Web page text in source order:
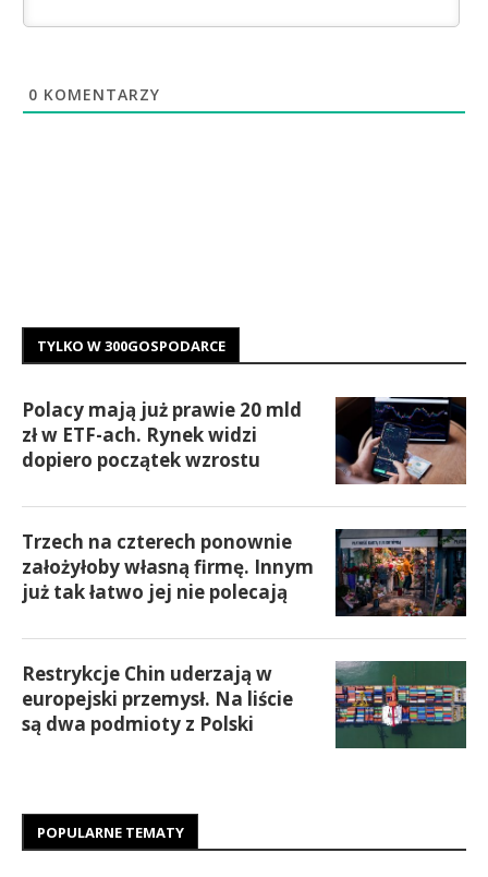
0 KOMENTARZY
TYLKO W 300GOSPODARCE
Polacy mają już prawie 20 mld
zł w ETF-ach. Rynek widzi
dopiero początek wzrostu
Trzech na czterech ponownie
założyłoby własną firmę. Innym
już tak łatwo jej nie polecają
Restrykcje Chin uderzają w
europejski przemysł. Na liście
są dwa podmioty z Polski
POPULARNE TEMATY